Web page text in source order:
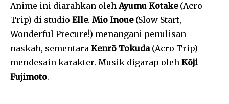
Anime ini diarahkan olehAyumu Kotake(Acro
Trip) di studio Elle. Mio Inoue(Slow Start,
Wonderful Precure!) menangani penulisan
naskah, sementara Kenrō Tokuda(Acro Trip)
mendesain karakter. Musik digarap oleh Kōji
Fujimoto.